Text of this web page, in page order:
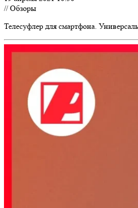
// Обзоры
Телесуфлер для смартфона.